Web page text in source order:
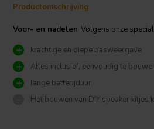
Productomschrijving
Voor- en nadelen Volgens onze
krachtige en diepe basweergave
Alles inclusief, eenvoudig te
lange batterijduur
Het bouwen van DIY speaker kitjes